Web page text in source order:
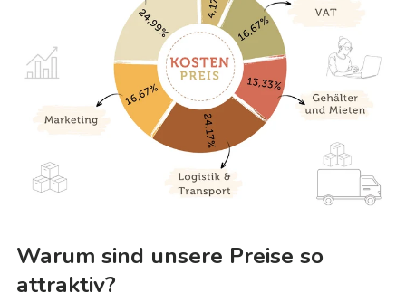
Warum sind unsere Preise so
attraktiv?